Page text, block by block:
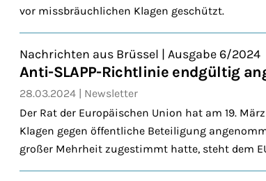
vor missbräuchlichen Klagen geschützt.
Nachrichten aus Brüssel | Ausgabe 6/2024
Anti-SLAPP-Richtlinie endgültig
28.03.2024
Newsletter
Der Rat der Europäischen Union hat am 19.
Klagen gegen öffentliche Beteiligung
großer Mehrheit zugestimmt hatte, steht dem